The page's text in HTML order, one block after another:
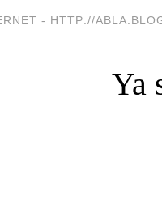
- HTTP://
Ya